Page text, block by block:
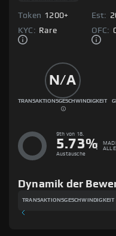
Token 1200+ Est:
KYC: Rare OFC:
N/A
TRANSAKTIONSGESCHWINDIGKEIT
9th von 18.
5.73%
Austausche
Dynamik der
TRANSAKTIONSGESCHWINDIGKEIT